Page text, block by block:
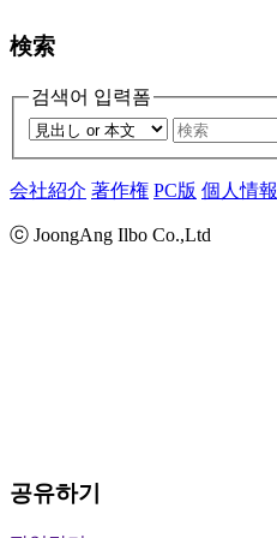
検索
검색어 입력폼
会社紹介 著作権 PC版 個人情報
ⓒ JoongAng Ilbo Co.,Ltd
공유하기